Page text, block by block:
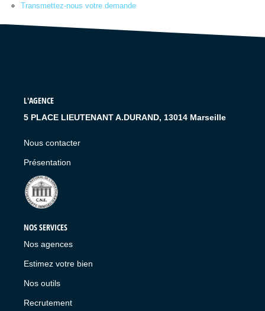
Transmettez-nous votre demande
L'AGENCE
5 PLACE LIEUTENANT A.DURAND, 13014 Marseille
Nous contacter
Présentation
NOS SERVICES
Nos agences
Estimez votre bien
Nos outils
Recrutement